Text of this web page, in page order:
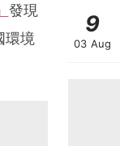
發現
環境
9
03 Aug